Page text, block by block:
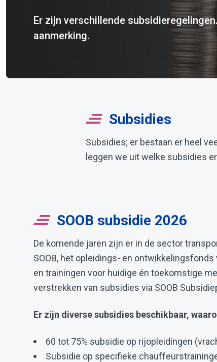
Er zijn verschillende
aanmerking.
Subsidies
Subsidies; er bestaan er heel
leggen we uit welke subsidies
SOOB subsidie 2026
De komende jaren zijn er in de sector
SOOB, het opleidings- en
en trainingen voor huidige én toekomstige
verstrekken van subsidies via SOOB
Er zijn diverse subsidies beschikbaar,
60 tot 75% subsidie op rijopleidingen
Subsidie op specifieke